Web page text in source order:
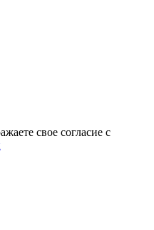
свое согласие с